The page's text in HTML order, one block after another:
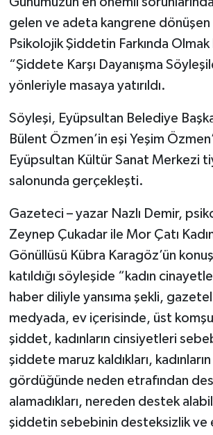
gelen ve adeta kangrene dönüşen
Psikolojik Şiddetin Farkında Olmak
“Şiddete Karşı Dayanışma
yönleriyle masaya yatırıldı.
Söyleşi, Eyüpsultan Belediye
Bülent Özmen’in eşi Yeşim
Eyüpsultan Kültür Sanat Merkezi
salonunda gerçekleşti.
Gazeteci – yazar Nazlı Demir,
Zeynep Çukadar ile Mor Çatı Kadın
Gönüllüsü Kübra Karagöz’ün
katıldığı söyleşide “kadın
haber diliyle yansıma şekli,
medyada, ev içerisinde, üst
şiddet, kadınların cinsiyetleri
şiddete maruz kaldıkları,
gördüğünde neden etrafından
alamadıkları, nereden destek
şiddetin sebebinin desteksizlik ve